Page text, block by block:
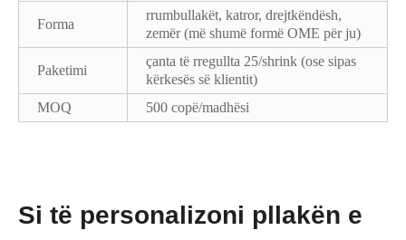
Forma
rrumbullakët, katror, ​​drejtkëndësh,
zemër (më shumë formë OME për ju)
Paketimi
çanta të rregullta 25/shrink (ose sipas
kërkesës së klientit)
MOQ
500 copë/madhësi
Si të personalizoni pllakën e